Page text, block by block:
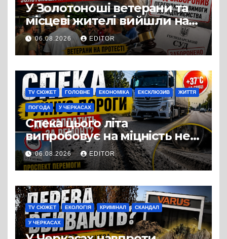
У Золотоноші ветерани та
місцеві жителі вийшли на
протест до стін
підприємства ТОВ «Омега
Три», що займається
виробництвом м’яса птиці
06.08.2026 EDITOR
TV СЮЖЕТ ГОЛОВНЕ ЕКОНОМІКА ЕКСКЛЮЗИВ ЖИТТЯ
ПОГОДА У ЧЕРКАСАХ
Спека цього літа
випробовує на міцність не
лише людей, а й дороги
Черкас
06.08.2026 EDITOR
TV СЮЖЕТ ЕКОЛОГІЯ КРИМІНАЛ СКАНДАЛ
У ЧЕРКАСАХ